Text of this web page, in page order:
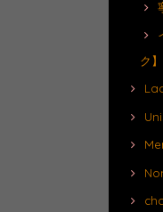
ク】